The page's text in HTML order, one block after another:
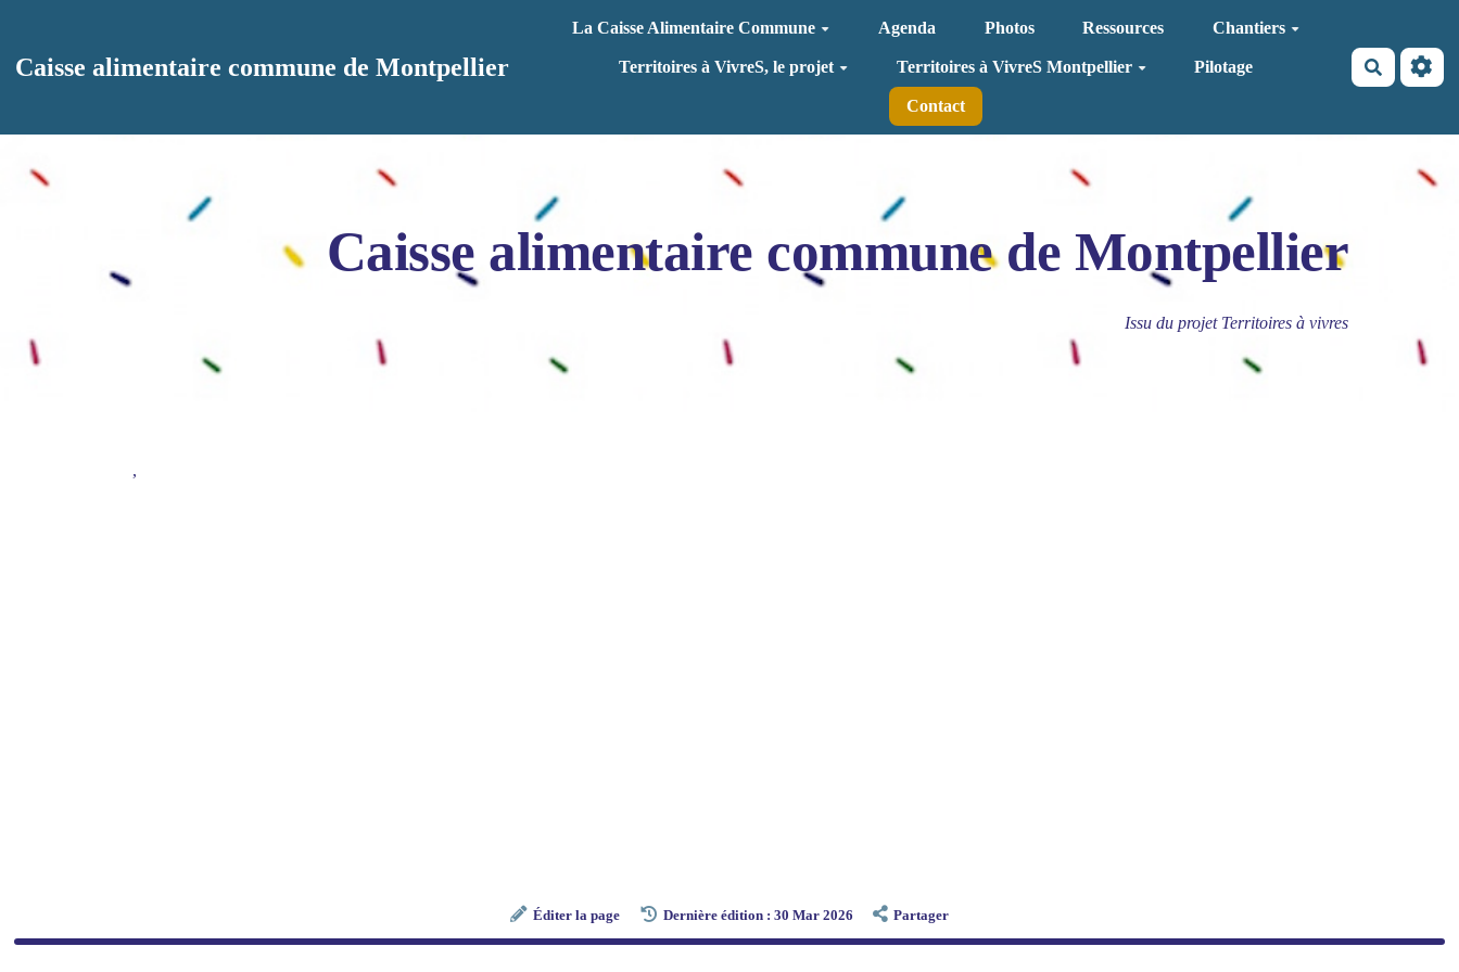
Caisse alimentaire commune de Montpellier
La Caisse Alimentaire Commune Agenda Photos Ressources Chantiers
Territoires à VivreS, le projet Territoires à VivreS Montpellier Pilotage
Contact
Caisse alimentaire commune de Montpellier
Issu du projet Territoires à vivres
,
Éditer la page Dernière édition : 30 Mar 2026 Partager